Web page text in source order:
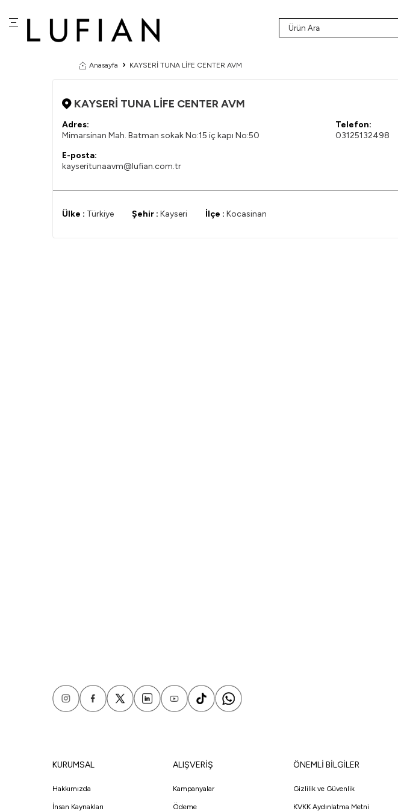
Anasayfa KAYSERİ TUNA LİFE CENTER AVM
KAYSERİ TUNA LİFE CENTER AVM
Adres:
Mimarsinan Mah. Batman sokak No:15 iç kapı No:50
Telefon:
03125132498
E-posta:
kayseritunaavm@lufian.com.tr
Ülke : Türkiye Şehir : Kayseri İlçe : Kocasinan
KURUMSAL
Hakkımızda
İnsan Kaynakları
ALIŞVERİŞ
Kampanyalar
Ödeme
ÖNEMLİ BİLGİLER
Gizlilik ve Güvenlik
KVKK Aydınlatma Metni